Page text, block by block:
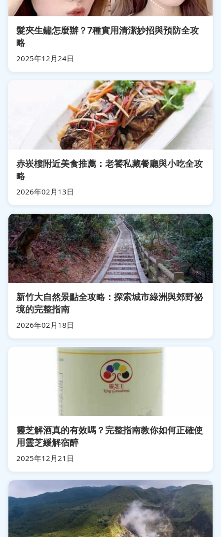
髮夾生鏽怎麼辦？7種實用清潔妙招與預防全攻
略
2025年12月24日
赤崁樓附近美食推薦：老饕私藏餐廳與小吃全攻
略
2026年02月13日
新竹大自然景點全攻略：探索城市綠洲與郊野祕
境的完整指南
2026年02月18日
靈芝解酒真的有效嗎？完整指南教你如何正確使
用靈芝緩解宿醉
2025年12月21日